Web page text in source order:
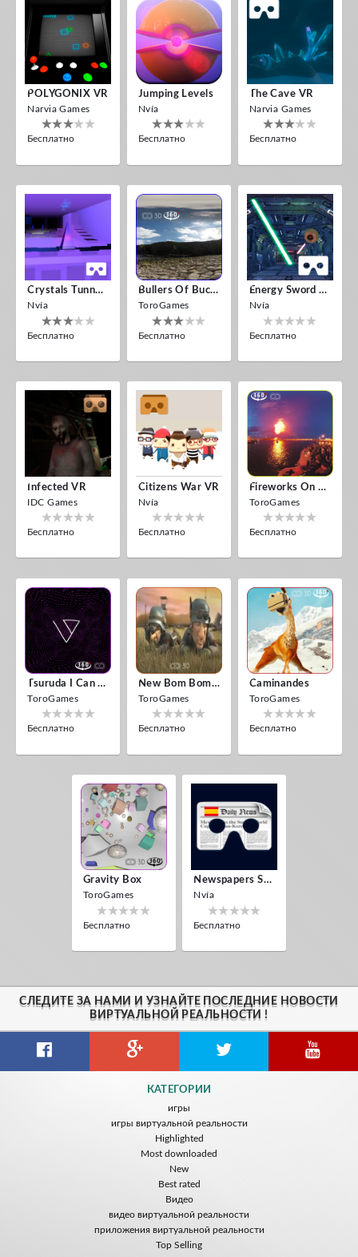
POLYGONIX VR
Narvia Games
Бесплатно
Jumping Levels
Nvía
Бесплатно
The Cave VR
Narvia Games
Бесплатно
Crystals Tunnel VR
Nvía
Бесплатно
Bullers Of Buchan Aberdeen
ToroGames
Бесплатно
Energy Sword VR
Nvía
Бесплатно
Infected VR
IDC Games
Бесплатно
Citizens War VR
Nvía
Бесплатно
Fireworks On Victory Day
ToroGames
Бесплатно
Tsuruda I Can Get Really Crazy
ToroGames
Бесплатно
New Bom Bom Vr SBS 2020
ToroGames
Бесплатно
Caminandes
ToroGames
Бесплатно
Gravity Box
ToroGames
Бесплатно
Newspapers Spain VR
Nvía
Бесплатно
СЛЕДИТЕ ЗА НАМИ И УЗНАЙТЕ ПОСЛЕДНИЕ НОВОСТИ
ВИРТУАЛЬНОЙ РЕАЛЬНОСТИ !
КАТЕГОРИИ
игры
игры виртуальной реальности
Highlighted
Most downloaded
New
Best rated
Видео
видео виртуальной реальности
приложения виртуальной реальности
Top Selling